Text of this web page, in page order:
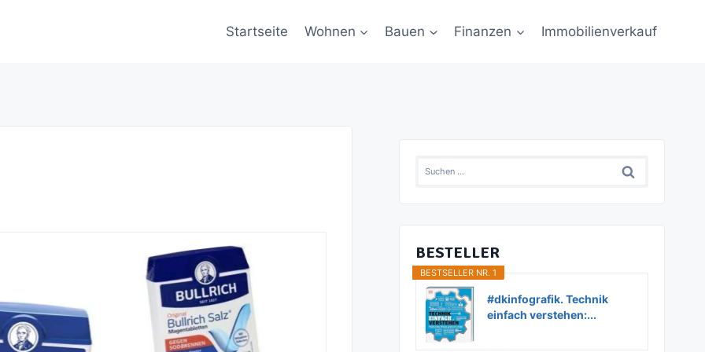
Startseite Wohnen Bauen Finanzen Immobilienverkauf
Suchen
BESTELLER
BESTSELLER NR. 1
#dkinfografik. Technik
einfach verstehen:...